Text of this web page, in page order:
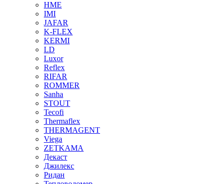
HME
IMI
JAFAR
K-FLEX
KERMI
LD
Luxor
Reflex
RIFAR
ROMMER
Sanha
STOUT
Tecofi
Thermaflex
THERMAGENT
Viega
ZETKAMA
Декаст
Джилекс
Ридан